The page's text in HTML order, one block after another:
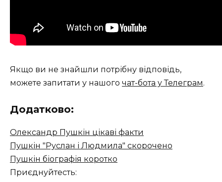
Якщо ви не знайшли потрібну відповідь,
можете запитати у нашого чат-бота у Телеграм.
Додатково:
Олександр Пушкін цікаві факти
Пушкін "Руслан і Людмила" скорочено
Пушкін біографія коротко
Приєднуйтесть: